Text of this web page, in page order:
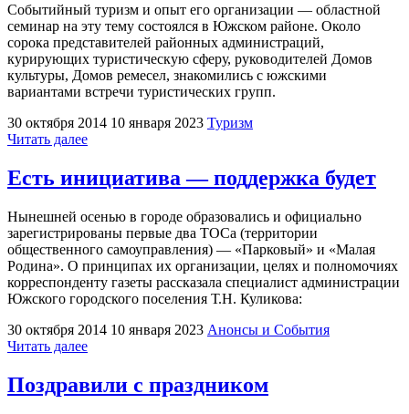
Событийный туризм и опыт его организации — областной
семинар на эту тему состоялся в Южском районе. Около
сорока представителей районных администраций,
курирующих туристическую сферу, руководителей Домов
культуры, Домов ремесел, знакомились с южскими
вариантами встречи туристических групп.
30 октября 2014 10 января 2023 Туризм
Читать далее"Интерактив
клюквой
куклами"
Есть инициатива — поддержка будет
Нынешней осенью в городе образовались и официально
зарегистрированы первые два ТОСа (территории
общественного самоуправления) — «Парковый» и «Малая
Родина». О принципах их организации, целях и полномочиях
корреспонденту газеты рассказала специалист администрации
Южского городского поселения Т.Н. Куликова:
30 октября 2014 10 января 2023 Анонсы и События
Читать далее"Есть
поддержка
Поздравили с праздником